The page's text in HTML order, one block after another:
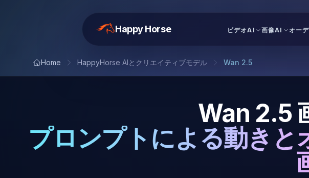
Happy Horse ビデオAI 画像AI オー
Home HappyHorse AIとクリエイティブモデル Wan 2.5
Wan 2.5
プロンプトによる動きと